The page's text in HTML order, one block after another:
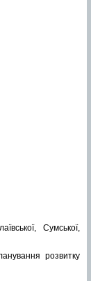
Сумської,
розвитку